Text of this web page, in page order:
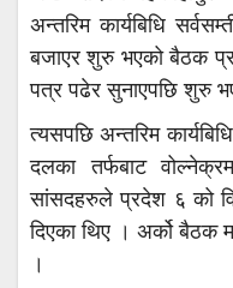
अन्तरिम कार्यबिधि
बजाएर शुरु भएको बैठक
पत्र पढेर सुनाएपछि शुरु
त्यसपछि अन्तरिम
दलका तर्फबाट
सांसदहरुले प्रदेश ६ को
दिएका थिए । अर्को बैठक
।